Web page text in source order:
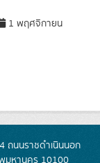
1 พฤศจิกายน
ถนนราชดำเนินนอก
มหานคร 10100